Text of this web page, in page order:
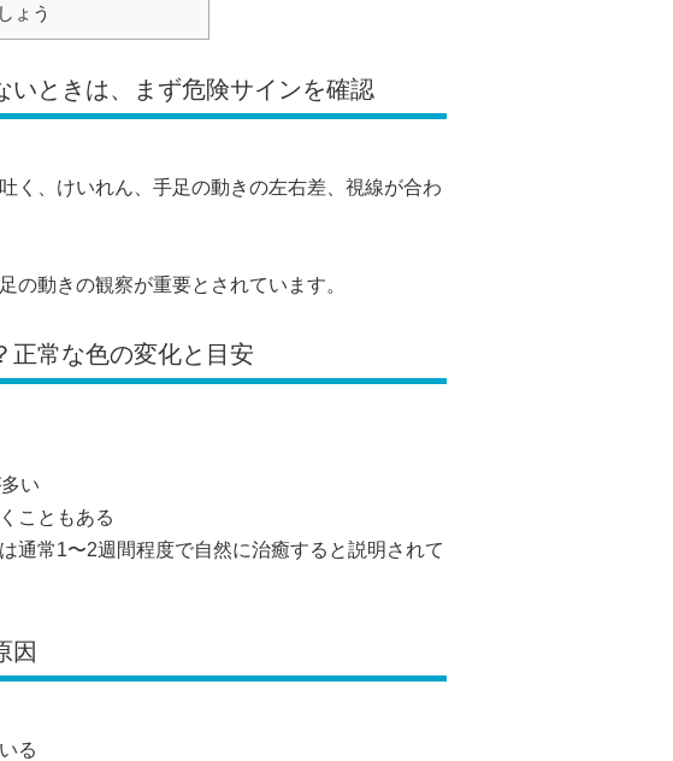
ょう
いときは、まず危険サインを確認
く、けいれん、手足の動きの左右差、視線が合わ
の動きの観察が重要とされています。
正常な色の変化と目安
い
こともある
通常1〜2週間程度で自然に治癒すると説明されて
因
る